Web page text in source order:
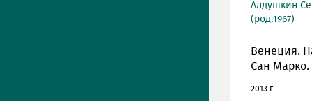
Алдушкин
(род.1967)
Венеция.
Сан Марко.
2013 г.